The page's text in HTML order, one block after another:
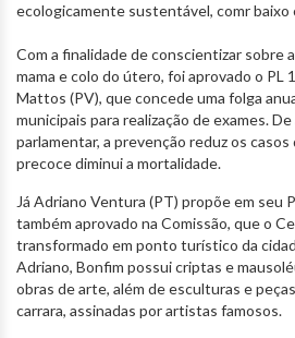
ecologicamente sustentável, comr baixo
Com a finalidade de conscientizar sobre
mama e colo do útero, foi aprovado o PL
Mattos (PV), que concede uma folga
municipais para realização de exames.
parlamentar, a prevenção reduz os
precoce diminui a mortalidade.
Já Adriano Ventura (PT) propõe em seu
também aprovado na Comissão, que o
transformado em ponto turístico da
Adriano, Bonfim possui criptas e
obras de arte, além de esculturas e
carrara, assinadas por artistas famosos.